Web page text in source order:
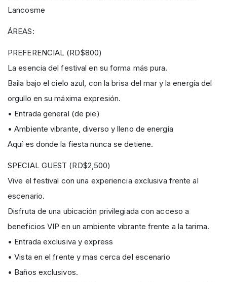
Lancosme
ÁREAS:
PREFERENCIAL (RD$800)
La esencia del festival en su forma más pura.
Baila bajo el cielo azul, con la brisa del mar y la energía del
orgullo en su máxima expresión.
• Entrada general (de pie)
• Ambiente vibrante, diverso y lleno de energía
Aquí es donde la fiesta nunca se detiene.
SPECIAL GUEST (RD$2,500)
Vive el festival con una experiencia exclusiva frente al
escenario.
Disfruta de una ubicación privilegiada con acceso a
beneficios VIP en un ambiente vibrante frente a la tarima.
• Entrada exclusiva y express
• Vista en el frente y mas cerca del escenario
• Baños exclusivos.